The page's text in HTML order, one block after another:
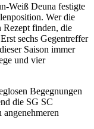
Weiß Deuna festigte
Wer die
Rezept finden, die
sechs Gegentreffer
Saison immer
und vier
Begegnungen
die SG SC